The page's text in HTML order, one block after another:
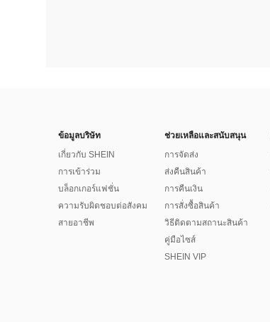
ข้อมูลบริษัท
เกี่ยวกับ SHEIN
การเข้าร่วม
บล็อกเกอร์แฟชั่น
ความรับผิดชอบต่อสังคม
สายอาชีพ
ช่วยเหลือและสนับสนุน
การจัดส่ง
ส่งคืนสินค้า
การคืนเงิน
การสั่งซื้อสินค้า
วิธีติดตามสถานะสินค้า
คู่มือไซส์
SHEIN VIP